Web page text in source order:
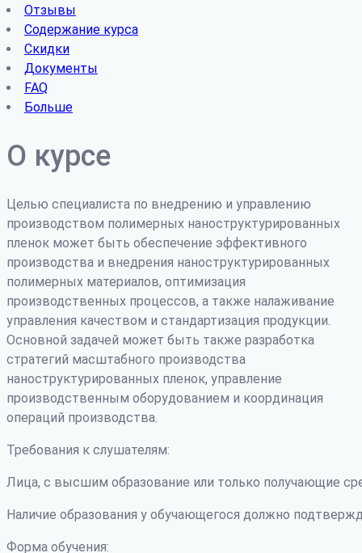
Отзывы
Содержание курса
Скидки
Документы
FAQ
Больше
О курсе
Целью специалиста по внедрению и управлению
производством полимерных наноструктурированных
пленок может быть обеспечение эффективного
производства и внедрения наноструктурированных
полимерных материалов, оптимизация
производственных процессов, а также налаживание
управления качеством и стандартизация продукции.
Основной задачей может быть также разработка
стратегий масштабного производства
наноструктурированных пленок, управление
производственным оборудованием и координация
операций производства.
Требования к слушателям:
Лица, с высшим образование или только получающие
Наличие образования у обучающегося должно
Форма обучения: